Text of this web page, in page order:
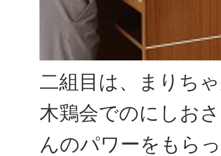
二組目は、まりち
木鶏会でのにしお
んのパワーをもら